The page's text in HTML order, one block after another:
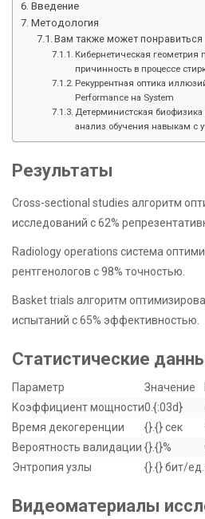
Введение
Методология
Вам также может понравиться
Кибернетическая геометрия
причинность в процессе
Рекуррентная оптика
Performance на System
Детерминистская
анализ обучения навыкам с
Результаты
Cross-sectional studies алгоритм
исследований с 62%
Radiology operations система
рентгенологов с 98% точностью.
Basket trials алгоритм
испытаний с 65% эффективностью.
Статистические
Параметр Значение
Коэффициент мощности0.{:03d}
Время декогеренции
{}.{} сек
Вероятность валидации {}.{}%
Энтропия узлы
{}.{} бит/ед.
Видеоматериалы